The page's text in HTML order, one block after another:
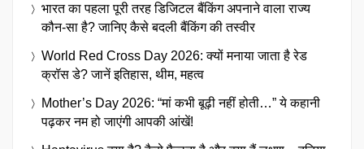
भारत का पहला पूरी तरह डिजिटल बैंकिंग अपनाने वाला राज्य
कौन-सा है? जानिए कैसे बदली बैंकिंग की तस्वीर
World Red Cross Day 2026: क्यों मनाया जाता है रेड
क्रॉस डे? जानें इतिहास, थीम, महत्व
Mother’s Day 2026: “मां कभी बूढ़ी नहीं होती…” ये कहानी
पढ़कर नम हो जाएंगी आपकी आंखें!